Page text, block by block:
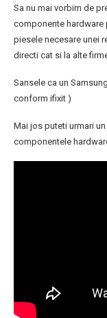
Sa nu mai vorbim de
componente hardware
piesele necesare unei
directi cat si la alte
Sansele ca un
conform ifixit )
Mai jos puteti urmari
componentele